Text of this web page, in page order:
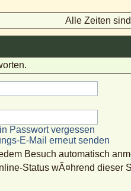
Alle Zeiten
Passwort vergessen
E-Mail erneut senden
Besuch automatisch
Status wÃ¤hrend dieser